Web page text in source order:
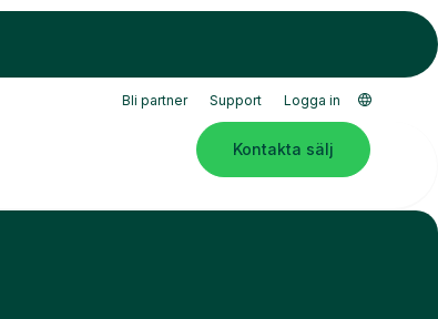
Bli partner Support Logga in
Kontakta sälj